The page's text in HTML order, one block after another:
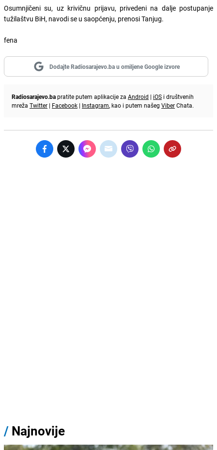
Osumnjičeni su, uz krivičnu prijavu, privedeni na dalje postupanje
tužilaštvu BiH, navodi se u saopćenju, prenosi Tanjug.
fena
Dodajte Radiosarajevo.ba u omiljene Google izvore
Radiosarajevo.bapratite putem aplikacije za Android | iOS i društvenih
mreža Twitter | Facebook | Instagram, kao i putem našeg ViberChata.
/ Najnovije